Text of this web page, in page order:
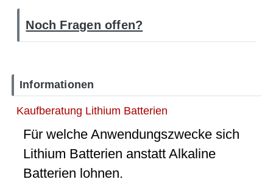
Noch Fragen offen?
Informationen
Kaufberatung Lithium Batterien
Für welche Anwendungszwecke sich
Lithium Batterien anstatt Alkaline
Batterien lohnen.